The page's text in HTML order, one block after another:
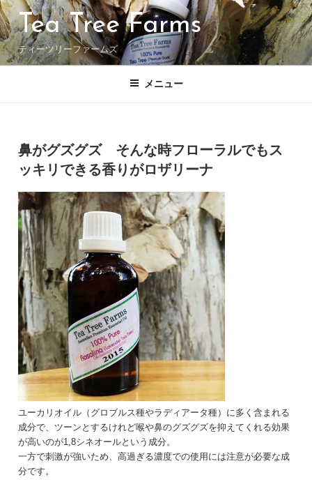
コ
ン
テ
ン
ツ
Tea Tree Farms
ティーツリーファームズ
メニュー
稿
日:
鼻がグズグズ そんな時フローラルでもス
ッキリできる香りがロザリーナ
ユーカリオイル（グロブルス種やラディアータ種）に多く含まれる
成分で、ツーンとするけれど喉や鼻のグズグズを抑えてくれる効果
が高いのが1,8シネオールという成分。
一方で刺激が強いため、高過ぎる濃度での使用には注意が必要な成
分です。